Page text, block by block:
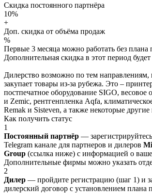
Скидка постоянного партнёра
10%
+
Доп. скидка от объёма продаж
%
Первые 3 месяца можно работать без плана
Дополнительная скидка в этот период будет
Дилерство возможно по тем
закупает товары из-за рубежа. Это –
постпечатное оборудование SIGO, весовое
и Zemic, рентгенпленка Aqfa,
Remak и Sisteven, а также некоторые другие
Как получить статус
1
Постоянный партнёр —
Telegram канале для партнеров и дилеров
Group (ссылка ниже) с информацией о
Дополнительные фирмы можно указать
2
Дилер — пройдите регистрацию (шаг 1) и
дилерский договор с установлением плана